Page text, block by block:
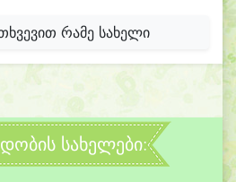
რამე სახელი
სახელები: